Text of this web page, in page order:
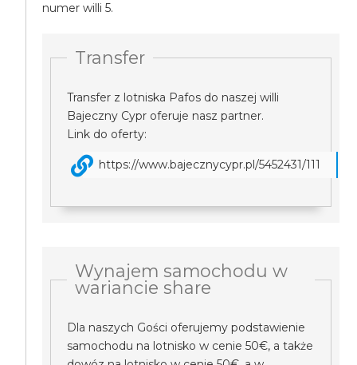
numer willi 5.
Transfer
Transfer z lotniska Pafos do naszej willi
Bajeczny Cypr oferuje nasz partner.
Link do oferty:
https://www.bajecznycypr.pl/5452431/111
Wynajem samochodu w
wariancie share
Dla naszych Gości oferujemy podstawienie
samochodu na lotnisko w cenie 50€, a także